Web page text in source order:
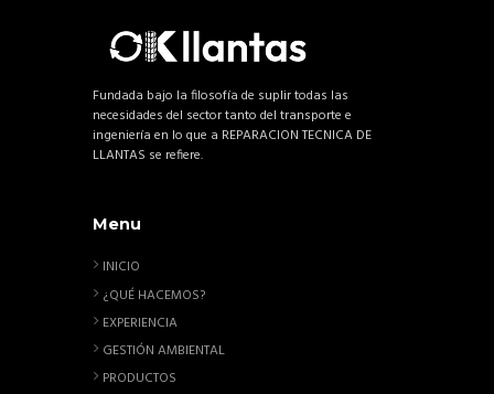
Fundada bajo la filosofía de suplir todas las
necesidades del sector tanto del transporte e
ingeniería en lo que a REPARACION TECNICA DE
LLANTAS se refiere.
Menu
INICIO
¿QUÉ HACEMOS?
EXPERIENCIA
GESTIÓN AMBIENTAL
PRODUCTOS